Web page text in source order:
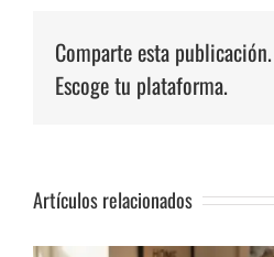
Comparte esta publicación.
Escoge tu plataforma.
Artículos relacionados